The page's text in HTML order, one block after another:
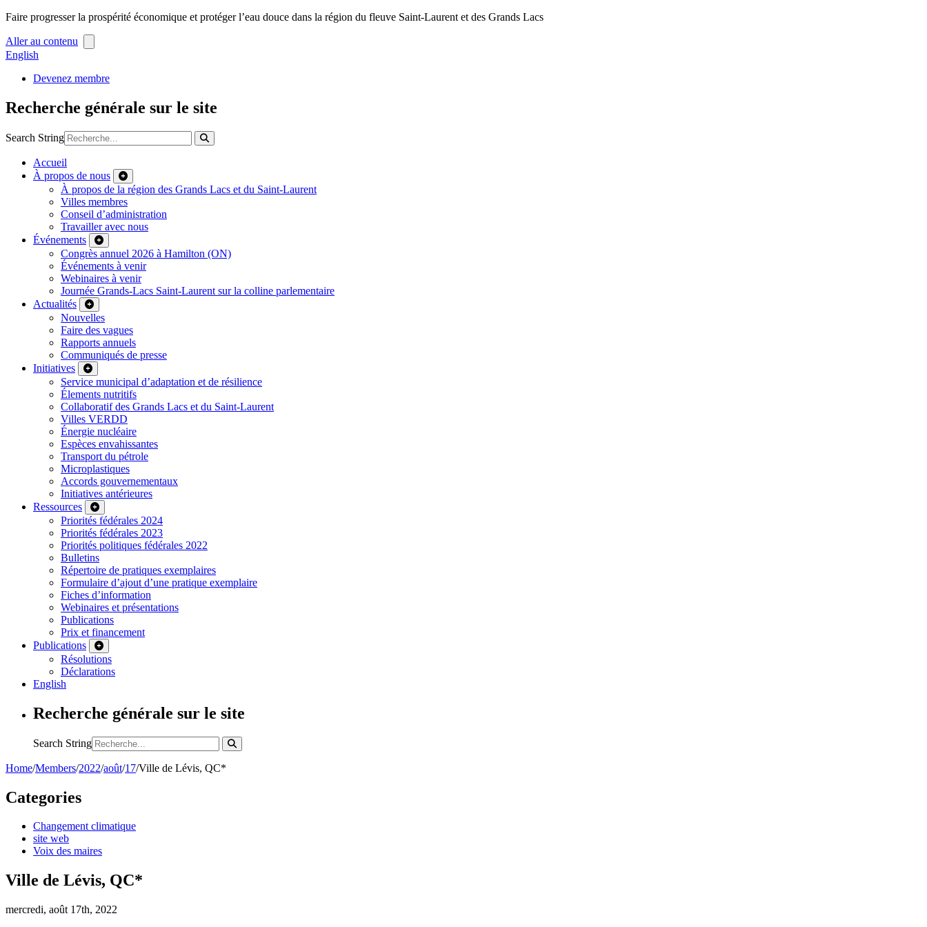
Faire progresser la prospérité économique et protéger l’eau douce dans la région du fleuve Saint-Laurent et des Grands Lacs
Aller au contenu
English
Devenez membre
Recherche générale sur le site
Search String
Accueil
À propos de nous
À propos de la région des Grands Lacs et du Saint-Laurent
Villes membres
Conseil d’administration
Travailler avec nous
Événements
Congrès annuel 2026 à Hamilton (ON)
Événements à venir
Webinaires à venir
Journée Grands-Lacs Saint-Laurent sur la colline parlementaire
Actualités
Nouvelles
Faire des vagues
Rapports annuels
Communiqués de presse
Initiatives
Service municipal d’adaptation et de résilience
Élements nutritifs
Collaboratif des Grands Lacs et du Saint-Laurent
Villes VERDD
Énergie nucléaire
Espèces envahissantes
Transport du pétrole
Microplastiques
Accords gouvernementaux
Initiatives antérieures
Ressources
Priorités fédérales 2024
Priorités fédérales 2023
Priorités politiques fédérales 2022
Bulletins
Répertoire de pratiques exemplaires
Formulaire d’ajout d’une pratique exemplaire
Fiches d’information
Webinaires et présentations
Publications
Prix et financement
Publications
Résolutions
Déclarations
English
Recherche générale sur le site
Search String
Home/Members/2022/août/17/Ville de Lévis, QC*
Categories
Changement climatique
site web
Voix des maires
Ville de Lévis, QC*
mercredi, août 17th, 2022